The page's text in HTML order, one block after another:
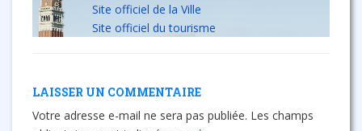
Site officiel de la Ville
Site officiel du tourisme
LAISSER UN COMMENTAIRE
Votre adresse e-mail ne sera pas publiée. Les champs